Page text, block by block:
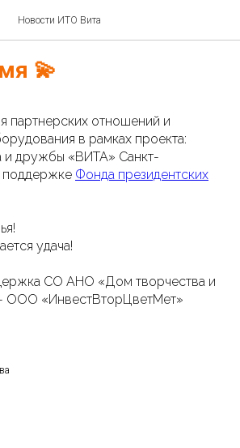
Новости ИТО Вита
💫
партнерских отношений и
в рамках проекта:
и дружбы «ВИТА» Санкт-
поддержке Фонда президентских
удача!
СО АНО «Дом творчества и
ООО «ИнвестВторЦветМет»